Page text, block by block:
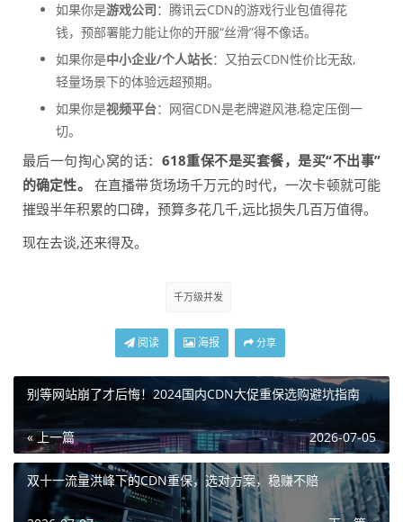
如果你是游戏公司：腾讯云CDN的游戏行业包值得花
钱，预部署能力能让你的开服“丝滑”得不像话。
如果你是中小企业/个人站长：又拍云CDN性价比无敌,
轻量场景下的体验远超预期。
如果你是视频平台：网宿CDN是老牌避风港,稳定压倒一
切。
最后一句掏心窝的话： 618重保不是买套餐，是买“不出事”
的确定性。
在直播带货场场千万元的时代，一次卡顿就可能
摧毁半年积累的口碑，预算多花几千,远比损失几百万值得。
现在去谈,还来得及。
千万级并发
阅读 海报 分享
别等网站崩了才后悔！2024国内CDN大促重保选购避坑指南
« 上一篇 2026-07-05
双十一流量洪峰下的CDN重保，选对方案，稳赚不赔